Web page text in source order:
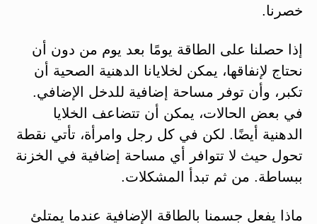
خصرنا.
إذا حصلنا على الطاقة يومًا بعد يوم من دون أن
نحتاج لإنفاقها، يمكن لخلايانا الدهنية الصحية أن
تكبر، وأن توفر مساحة إضافية للدخل الإضافي.
في بعض الحالات، يمكن أن تتضاعف الخلايا
الدهنية أيضًا. لكن في كل رجل وامرأة، تأتي نقطة
تحول حيث لا تتوافر أي مساحة إضافية في الخزنة
ببساطة. من ثم تبدأ المشكلات.
ماذا يفعل جسمنا بالطاقة الإضافية عندما يمتلئ